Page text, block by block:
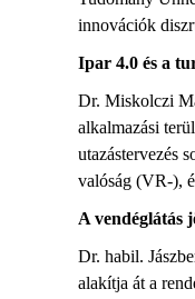
innovációk
Ipar 4.0 és a
Dr. Miskolczi
alkalmazási
utazástervezés
valóság (VR-),
A vendéglátás
Dr. habil.
alakítja át a